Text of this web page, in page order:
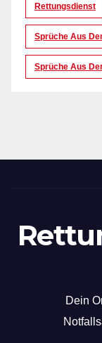
Rettungsdienst
Sprüche Aus
Sprüche Aus
Dein